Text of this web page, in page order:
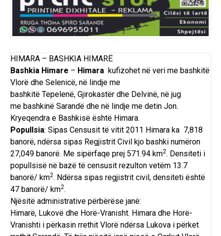
HIMARA – BASHKIA HIMARË
Bashkia Himare – Himara kufizohet në veri me bashkitë
Vlorë dhe Selenicë, në lindje me
bashkitë Tepelenë, Gjirokastër dhe Delvinë, në jug
me bashkinë Sarandë dhe në lindje me detin Jon.
Kryeqendra e Bashkisë është Himara.
Popullsia: Sipas Censusit të vitit 2011 Himara ka 7,818
banorë, ndërsa sipas Regjistrit Civil kjo bashki numëron
27,049 banorë. Me sipërfaqe prej 571.94 km2. Densiteti i
popullsisë në bazë të censusit rezulton vetëm 13.7
banorë/ km2. Ndërsa sipas regjistrit civil, densiteti është
47 banorë/ km2.
Njësitë administrative përbërëse janë:
Himarë, Lukovë dhe Horë-Vranisht. Himara dhe Horë-
Vranishti i përkasin rrethit Vlorë ndërsa Lukova i përket